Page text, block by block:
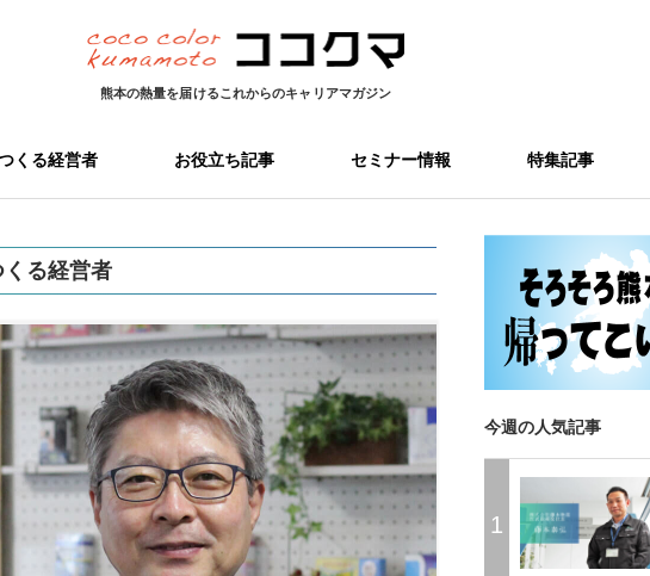
熊本の熱量を届けるこれからのキャリアマガジン
くる経営者 お役立ち記事 セミナー情報 特集記事
る経営者
今週の人気記事
1